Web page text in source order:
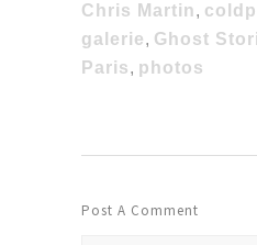
Chris Martin,
galerie, Ghost
Paris, photos
Post A Comment